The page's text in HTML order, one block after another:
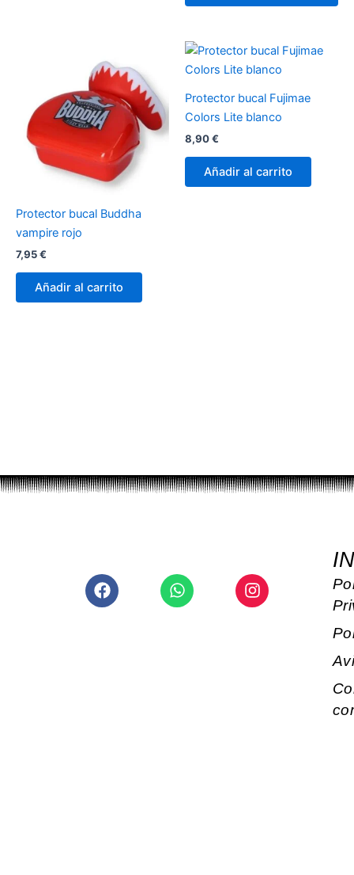
producto
Protector bucal Buddha
vampire rojo
7,95€
Añadir al carrito
Protector bucal Fujimae
Colors Lite blanco
8,90€
Añadir al carrito
FacebookWhatsappInstagram